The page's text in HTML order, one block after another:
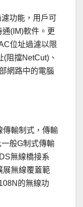
功能，用戶可
(IM)軟件。更
位址過濾以限
阻擋NetCut)、
網路中的電腦
傳輸制式，傳輸
般G制式傳輸
無線橋接系
展無線覆蓋範
的無線功